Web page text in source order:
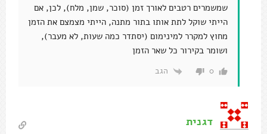
שמשמרים רטבים לאורך זמן (סוכר, שמן, מלח), לכן, אם
הייתי שוקל לתת אותו בתור מתנה, הייתי מצמצם את הזמן
מחוץ למקרר למינימום (יסתדר כמה שעות, לא מעבר),
ושומר בקירור כל שאר הזמן
0 הגב
דגנית